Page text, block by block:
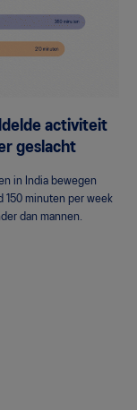
activiteit
geslacht
in India bewegen
150 minuten per week
dan mannen.